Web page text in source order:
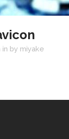
in by miyake